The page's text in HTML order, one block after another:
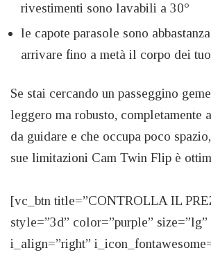
rivestimenti sono lavabili a 30°
le capote parasole sono
arrivare fino a metà il corpo dei
Se stai cercando un passeggino
leggero ma robusto, completamente
da guidare e che occupa poco
sue limitazioni Cam Twin Flip è
[vc_btn title=”CONTROLLA IL
style=”3d” color=”purple”
i_align=”right”